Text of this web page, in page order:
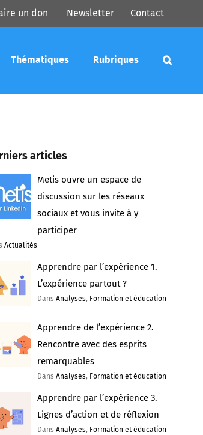
un don Newsletter Contact
Thématiques Rubriques
articles
Metis ouvre un espace de
discussion sur les réseaux
sociaux et vous invite à y
participer
Actualités
Apprendre par l’expérience 1.
L’expérience partout ?
DansAnalyses, Formation et éducation
Apprendre de l’expérience 2.
Rencontre avec des esprits
remarquables
DansAnalyses, Formation et éducation
Apprendre par l’expérience 3.
Lignes d’action et de réflexion
DansAnalyses, Formation et éducation